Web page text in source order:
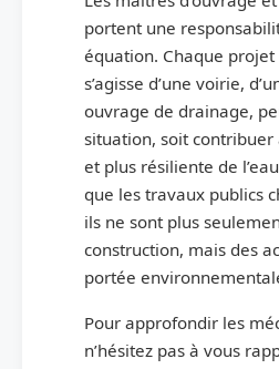
portent une
équation. Chaque projet
s’agisse d’une voirie,
ouvrage de drainage,
situation, soit contribuer
et plus résiliente de
que les travaux publics
ils ne sont plus
construction, mais des
portée
Pour approfondir les
n’hésitez pas à vous